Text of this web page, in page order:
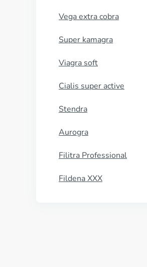
Vega extra cobra
Super kamagra
Viagra soft
Cialis super active
Stendra
Aurogra
Filitra Professional
Fildena XXX